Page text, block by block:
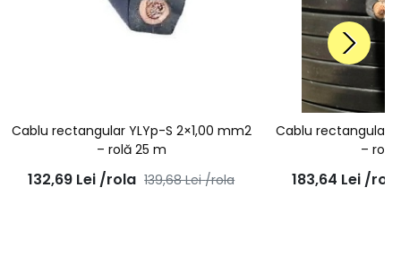
Cablu rectangular YLYp-S 2×1,00 mm2
– rolă 25 m
132,69 Lei /rola 139,68Lei /rola
Cablu rectangular
– rolă
183,64 Lei /rola